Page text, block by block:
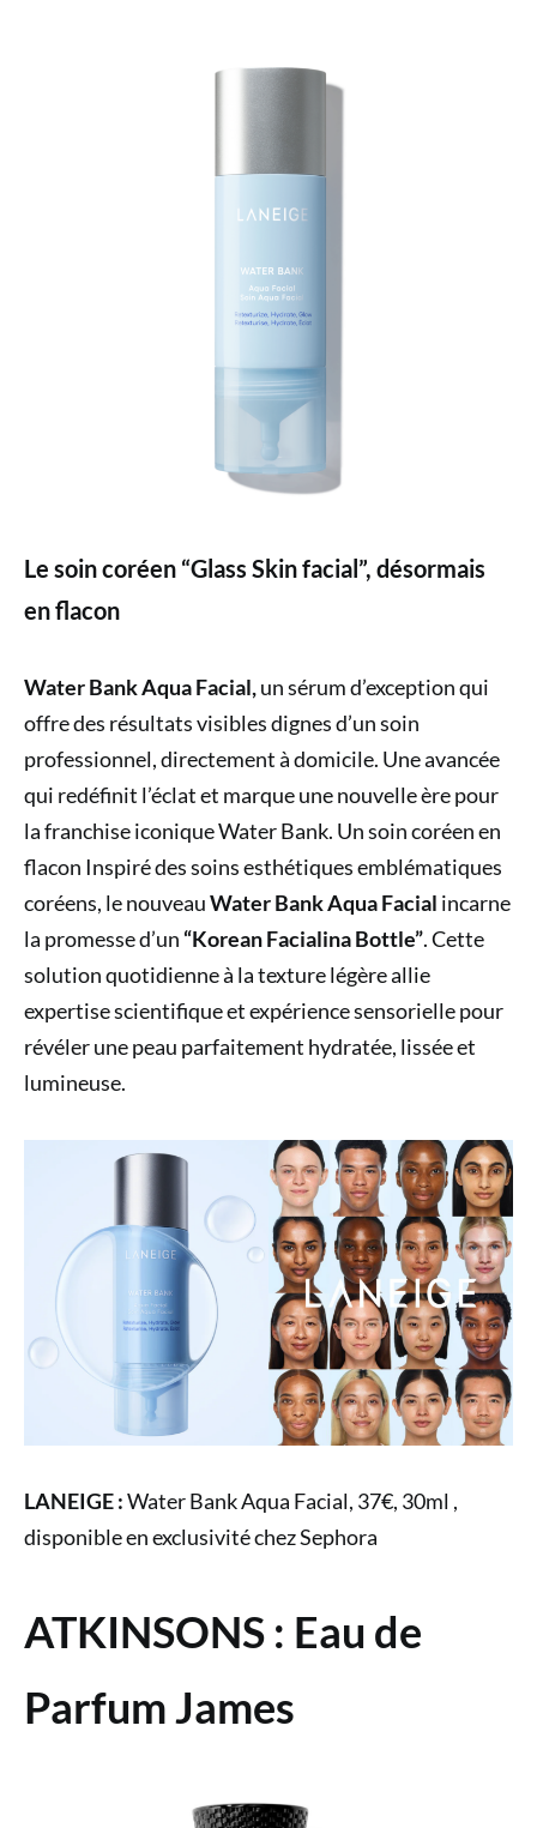
Le soin coréen “Glass Skin facial”, désormais
en flacon
Water Bank Aqua Facial,un sérum d’exception qui
offre des résultats visibles dignes d’un soin
professionnel, directement à domicile. Une avancée
qui redéfinit l’éclat et marque une nouvelle ère pour
la franchise iconique Water Bank. Un soin coréen en
flacon Inspiré des soins esthétiques emblématiques
coréens, le nouveauWater Bank Aqua Facial incarne
la promesse d’un “Korean Facialina Bottle”. Cette
solution quotidienne à la texture légère allie
expertise scientifique et expérience sensorielle pour
révéler une peau parfaitement hydratée, lissée et
lumineuse.
LANEIGE :Water Bank Aqua Facial, 37€, 30ml ,
disponible en exclusivité chez Sephora
ATKINSONS : Eau de
Parfum James